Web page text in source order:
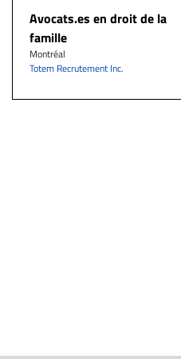
Avocats.es en droit de la
famille
Montréal
Totem Recrutement Inc.